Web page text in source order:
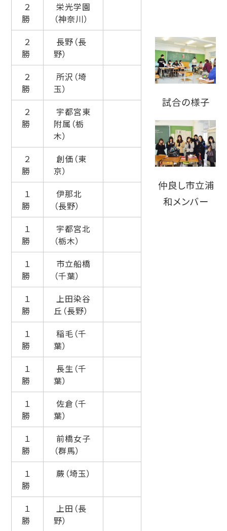
試合の様子
仲良し市立浦
和メンバー
２
勝
栄光学園
（神奈川）
２
勝
長野（長
野）
２
勝
所沢（埼
玉）
２
勝
宇都宮東
附属（栃
木）
２
勝
創価（東
京）
１
勝
伊那北
（長野）
１
勝
宇都宮北
（栃木）
１
勝
市立船橋
（千葉）
１
勝
上田染谷
丘（長野）
１
勝
稲毛（千
葉）
１
勝
長生（千
葉）
１
勝
佐倉（千
葉）
１
勝
前橋女子
（群馬）
１
勝
蕨（埼玉）
１
勝
上田（長
野）